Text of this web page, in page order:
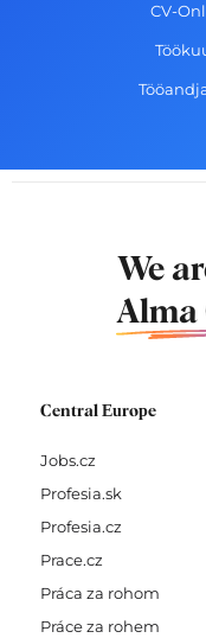
CV-
We
Alma
Central Europe
Jobs.cz
Profesia.sk
Profesia.cz
Prace.cz
Práca za rohom
Práce za rohem